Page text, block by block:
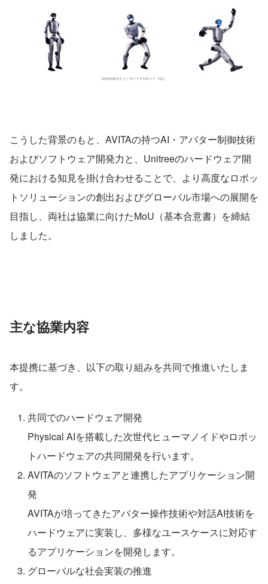
こうした背景のもと、AVITAの持つAI・アバター制御技術
およびソフトウェア開発力と、Unitreeのハードウェア開
発における知見を掛け合わせることで、より高度なロボッ
トソリューションの創出およびグローバル市場への展開を
目指し、両社は協業に向けたMoU（基本合意書）を締結
しました。
主な協業内容
本提携に基づき、以下の取り組みを共同で推進いたしま
す。
共同でのハードウェア開発
Physical AIを搭載した次世代ヒューマノイドやロボッ
トハードウェアの共同開発を行います。
AVITAのソフトウェアと連携したアプリケーション開
発
AVITAが培ってきたアバター操作技術や対話AI技術を
ハードウェアに実装し、多様なユースケースに対応す
るアプリケーションを開発します。
グローバルな社会実装の推進